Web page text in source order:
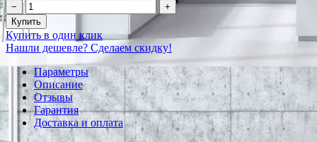
−
+
Купить
Купить в один клик
Нашли дешевле? Сделаем скидку!
Параметры
Описание
Отзывы
Гарантия
Доставка и оплата